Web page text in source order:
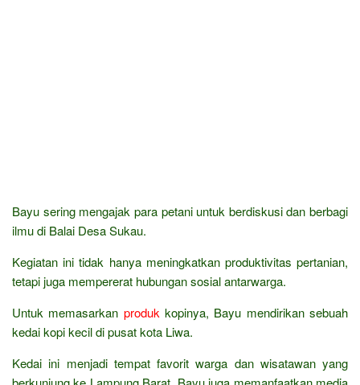
Bayu sering mengajak para petani untuk berdiskusi dan berbagi
ilmu di Balai Desa Sukau.
Kegiatan ini tidak hanya meningkatkan produktivitas pertanian,
tetapi juga mempererat hubungan sosial antarwarga.
Untuk memasarkan produk kopinya, Bayu mendirikan sebuah
kedai kopi kecil di pusat kota Liwa.
Kedai ini menjadi tempat favorit warga dan wisatawan yang